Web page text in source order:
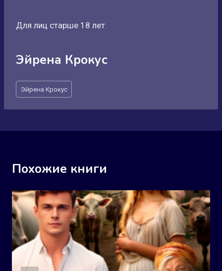
Для лиц старше 18 лет
Эйрена Крокус
Метки
записи:
Эйрена Крокус
Похожие книги